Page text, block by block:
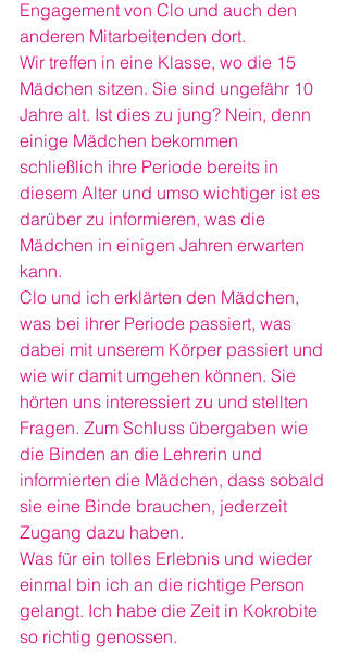
Engagement von Clo und auch den
anderen Mitarbeitenden dort.
Wir treffen in eine Klasse, wo die 15
Mädchen sitzen. Sie sind ungefähr 10
Jahre alt. Ist dies zu jung? Nein, denn
einige Mädchen bekommen
schließlich ihre Periode bereits in
diesem Alter und umso wichtiger ist es
darüber zu informieren, was die
Mädchen in einigen Jahren erwarten
kann.
Clo und ich erklärten den Mädchen,
was bei ihrer Periode passiert, was
dabei mit unserem Körper passiert und
wie wir damit umgehen können. Sie
hörten uns interessiert zu und stellten
Fragen. Zum Schluss übergaben wie
die Binden an die Lehrerin und
informierten die Mädchen, dass sobald
sie eine Binde brauchen, jederzeit
Zugang dazu haben.
Was für ein tolles Erlebnis und wieder
einmal bin ich an die richtige Person
gelangt. Ich habe die Zeit in Kokrobite
so richtig genossen.